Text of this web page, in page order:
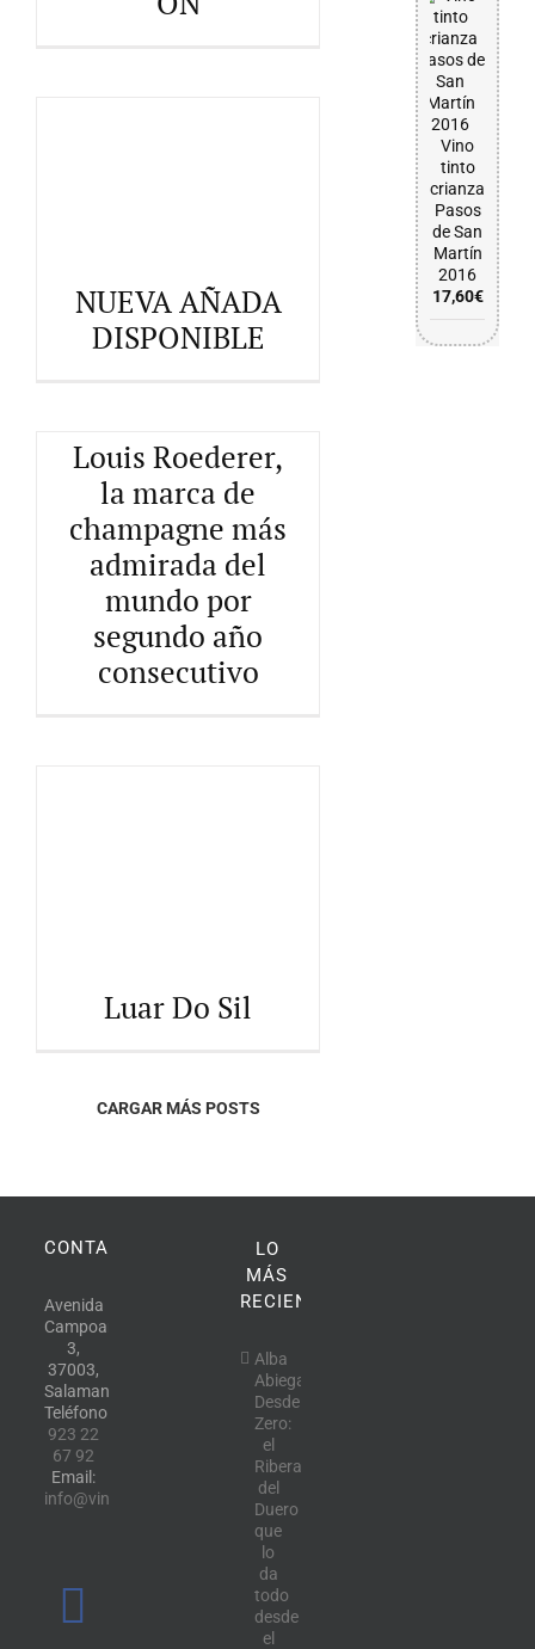
NUEVA AÑADA
DISPONIBLE
Louis Roederer, la marca de
champagne más admirada
del mundo por segundo año
consecutivo
Louis Roederer,
la marca de
champagne más
admirada del
mundo por
segundo año
consecutivo
Luar Do Sil
CARGAR MÁS POSTS
Vino
tinto
crianza
Pasos
de San
Martín
2016
17,60€
CONTACTO
Avenida
Campoamor,
3,
37003,
Salamanca.
Teléfono:
923 22
67 92
Email:
info@vinotecalavendimia.es
LO
MÁS
RECIENTE
Alba
Abiega
Desde
Zero:
el
Ribera
del
Duero
que
lo
da
todo
desde
el